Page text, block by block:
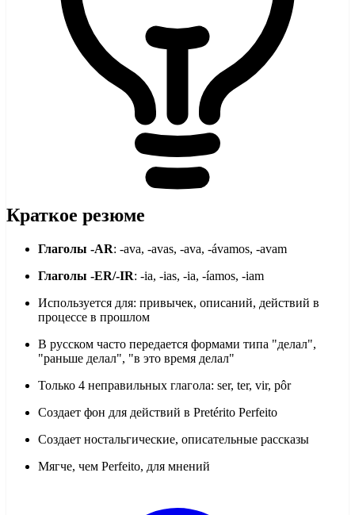
Краткое резюме
Глаголы -AR: -ava, -avas, -ava, -ávamos, -avam
Глаголы -ER/-IR: -ia, -ias, -ia, -íamos, -iam
Используется для: привычек, описаний, действий в
процессе в прошлом
В русском часто передается формами типа "делал",
"раньше делал", "в это время делал"
Только 4 неправильных глагола: ser, ter, vir, pôr
Создает фон для действий в Pretérito Perfeito
Создает ностальгические, описательные рассказы
Мягче, чем Perfeito, для мнений